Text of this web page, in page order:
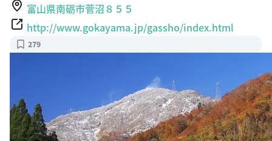
富山県南砺市菅沼８５５
http://www.gokayama.jp/gassho/index.html
279